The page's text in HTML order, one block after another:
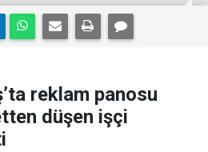
reklam panosu
düşen işçi